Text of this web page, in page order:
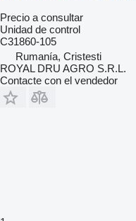
Precio a consultar
Unidad de control
C31860-105
Rumanía, Cristesti
ROYAL DRU AGRO S.R.L.
Contacte con el vendedor